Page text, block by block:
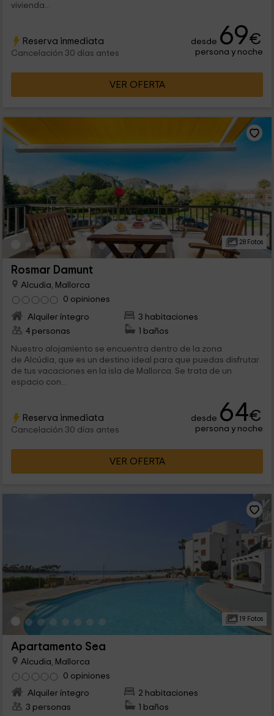
vivienda...
Reserva inmediata
Cancelación 30 días antes
desde 69€
persona y noche
VER OFERTA
28 Fotos
Rosmar Damunt
Alcudia, Mallorca
0 opiniones
Alquiler íntegro
3 habitaciones
4 personas
1 baños
Nuestro alojamiento se encuentra dentro de la zona
de Alcúdia, que es un destino ideal para que puedas disfrutar
de tus vacaciones en la isla de Mallorca. Se trata de un
espacio con...
Reserva inmediata
Cancelación 30 días antes
desde 64€
persona y noche
VER OFERTA
19 Fotos
Apartamento Sea
Alcudia, Mallorca
0 opiniones
Alquiler íntegro
2 habitaciones
3 personas
1 baños